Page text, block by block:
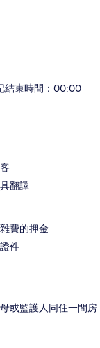
結束時間：00:00
翻譯
費的押金
件
或監護人同住一間房